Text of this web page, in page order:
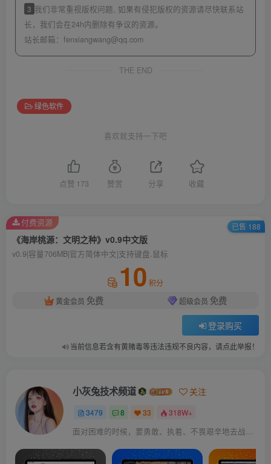
3 我们非常重视版权问题, 如果有侵犯版权的资源请尽快联系站
长，我们会在24h内删除有争议的资源。
站长邮箱： fenxiangwang@qq.com
THE END
绿色软件
喜欢就支持一下吧
点赞 173 赞赏 分享 收藏
《海岸桃源：文明之种》v0.9中文版
v0.9|容量706MB|官方简体中文|支持键盘.鼠标
10 积分
黄金会员 免费 超级会员 免费
登录购买
当前信息若含有黄赌毒等违法违规不良内容，请点此举报！
付费资源 已售 188
小灰兔技术频道 关注
3479 8 33 318W+
面对困难的时候，要勇敢、执着、不畏艰辛地去战胜它